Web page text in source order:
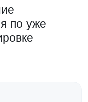
по уже